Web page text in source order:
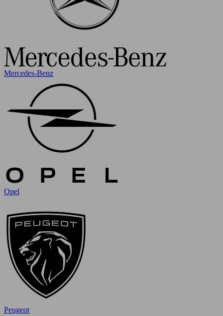
Mercedes-Benz
Opel
Peugeot